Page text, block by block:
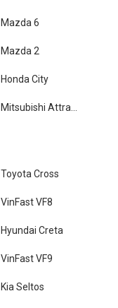
Mazda 6
Mazda 2
Honda City
Toyota Cross
VinFast VF8
Hyundai Creta
VinFast VF9
Kia Seltos